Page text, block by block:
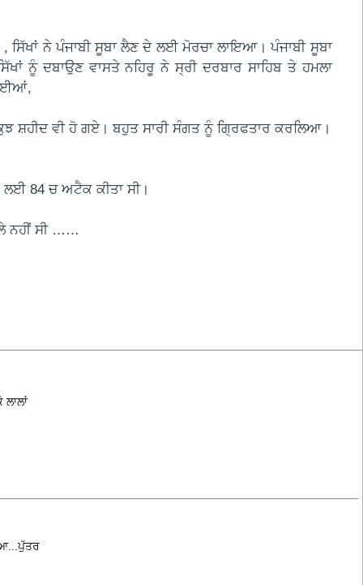
ਸਿੱਖਾਂ ਨੇ ਪੰਜਾਬੀ ਸੂਬਾ ਲੈਣ ਦੇ ਲਈ ਮੋਰਚਾ ਲਾਇਆ। ਪੰਜਾਬੀ ਸੂਬਾ
ਨੂੰ ਦਬਾਉਣ ਵਾਸਤੇ ਨਹਿਰੂ ਨੇ ਸ੍ਰੀ ਦਰਬਾਰ ਸਾਹਿਬ ਤੇ ਹਮਲਾ
ਸ਼ਹੀਦ ਵੀ ਹੋ ਗਏ। ਬਹੁਤ ਸਾਰੀ ਸੰਗਤ ਨੂੰ ਗ੍ਰਿਫਤਾਰ ਕਰਲਿਆ।
84 ਚ ਅਟੈਕ ਕੀਤਾ ਸੀ।
ਨਹੀਂ ਸੀ ……